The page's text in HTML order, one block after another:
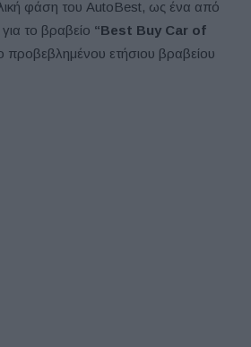
φάση του AutoBest, ως ένα από
το βραβείο “Best Buy Car of
προβεβλημένου ετήσιου βραβείου